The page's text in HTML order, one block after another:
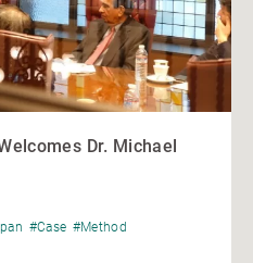
Dr. Michael
#Case #Method